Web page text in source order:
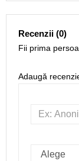
Recenzii (0)
Fii prima
Adaugă